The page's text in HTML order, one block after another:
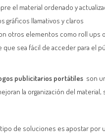
el material ordenado y
gráficos llamativos y claros
otros elementos como roll ups
que sea fácil de acceder para el
publicitarios portátiles son
la organización del
de soluciones es apostar por